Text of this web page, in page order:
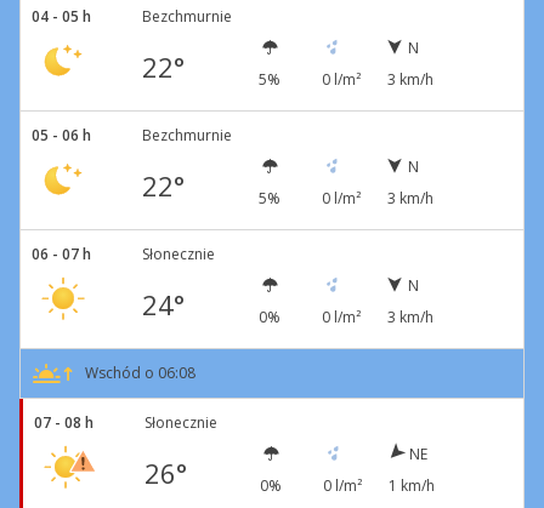
04 - 05 h Bezchmurnie
22° 5% 0 l/m²
N
3 km/h
05 - 06 h Bezchmurnie
22° 5% 0 l/m²
N
3 km/h
06 - 07 h Słonecznie
24° 0% 0 l/m²
N
3 km/h
Wschód o 06:08
07 - 08 h Słonecznie
26° 0% 0 l/m²
NE
1 km/h